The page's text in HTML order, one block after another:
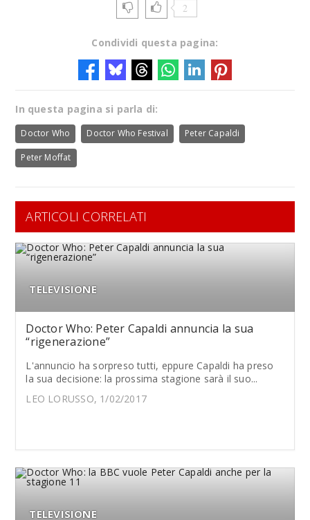
2
Condividi questa pagina:
In questa pagina si parla di:
Doctor Who Doctor Who Festival Peter Capaldi
Peter Moffat
ARTICOLI CORRELATI
TELEVISIONE
Doctor Who: Peter Capaldi annuncia la sua
“rigenerazione”
L'annuncio ha sorpreso tutti, eppure Capaldi ha preso
la sua decisione: la prossima stagione sarà il suo...
LEO LORUSSO, 1/02/2017
TELEVISIONE